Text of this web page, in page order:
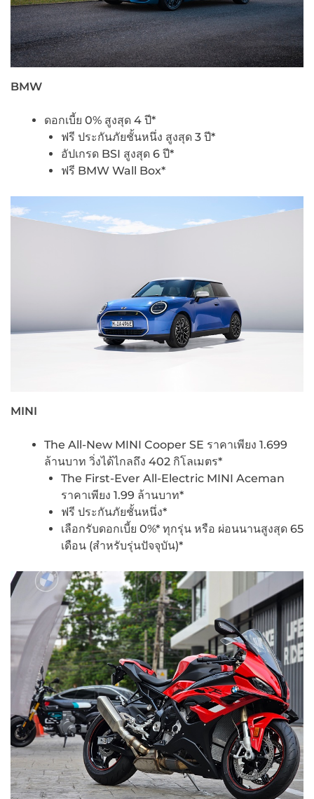
BMW
ดอกเบี้ย 0% สูงสุด 4 ปี*
ฟรี ประกันภัยชั้นหนึ่ง สูงสุด 3 ปี*
อัปเกรด BSI สูงสุด 6 ปี*
ฟรี BMW Wall Box*
MINI
The All-New MINI Cooper SE ราคาเพียง 1.699
ล้านบาท วิ่งได้ไกลถึง 402 กิโลเมตร*
The First-Ever All-Electric MINI Aceman
ราคาเพียง 1.99 ล้านบาท*
ฟรี ประกันภัยชั้นหนึ่ง*
เลือกรับดอกเบี้ย 0%* ทุกรุ่น หรือ ผ่อนนานสูงสุด 65
เดือน (สำหรับรุ่นปัจจุบัน)*